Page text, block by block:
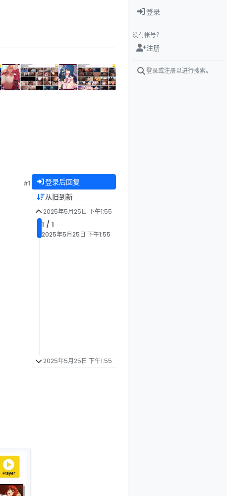
#1 登录后回复
从旧到新
2025年5月25日 下午1:55
1 / 1
2025年5月25日 下午1:55
2025年5月25日 下午1:55
登录
没有帐号？
注册
登录或注册以进行搜索。